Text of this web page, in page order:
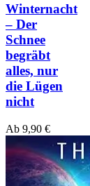
Winternacht
– Der
Schnee
begräbt
alles, nur
die Lügen
nicht
Ab 9,90 €